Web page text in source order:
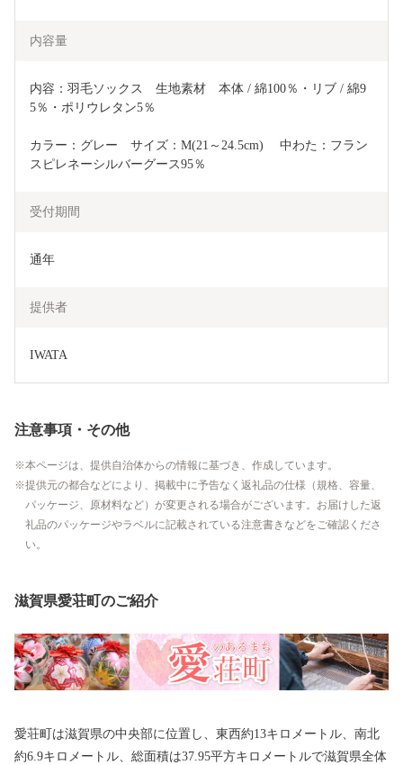
内容量
内容：羽毛ソックス　生地素材　本体 / 綿100％・リブ / 綿9
5％・ポリウレタン5％
カラー：グレー　サイズ：M(21～24.5cm)　 中わた：フラン
スピレネーシルバーグース95％
受付期間
通年
提供者
IWATA
注意事項・その他
本ページは、提供自治体からの情報に基づき、作成しています。
提供元の都合などにより、掲載中に予告なく返礼品の仕様（規格、容量、
パッケージ、原材料など）が変更される場合がございます。お届けした返
礼品のパッケージやラベルに記載されている注意書きなどをご確認くださ
い。
滋賀県愛荘町のご紹介
愛荘町は滋賀県の中央部に位置し、東西約13キロメートル、南北
約6.9キロメートル、総面積は37.95平方キロメートルで滋賀県全体